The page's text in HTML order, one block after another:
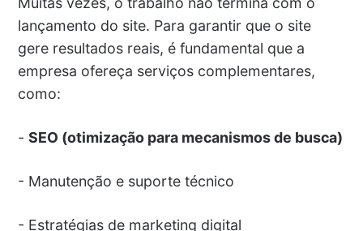
lançamento do site. Para garantir que o site
gere resultados reais, é fundamental que a
empresa ofereça serviços complementares,
como:
- SEO (otimização para mecanismos de busca)
- Manutenção e suporte técnico
- Estratégias de marketing digital